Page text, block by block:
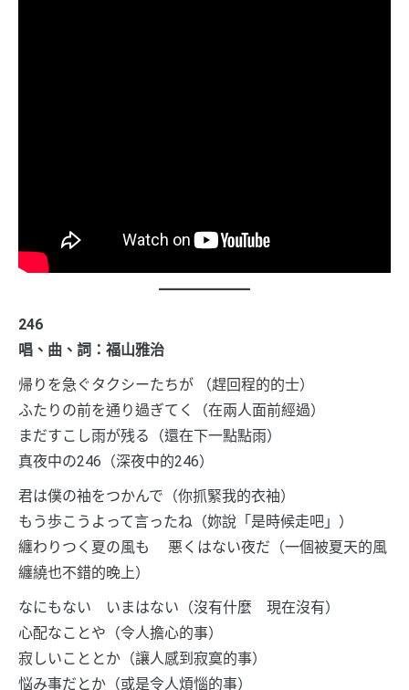
246
唱、曲、詞：福山雅治
帰りを急ぐタクシーたちが （趕回程的的士）
ふたりの前を通り過ぎてく（在兩人面前經過）
まだすこし雨が残る（還在下一點點雨）
真夜中の246（深夜中的246）
君は僕の袖をつかんで（你抓緊我的衣袖）
もう歩こうよって言ったね（妳說「是時候走吧」）
纏わりつく夏の風も 悪くはない夜だ（一個被夏天的風
纏繞也不錯的晚上）
なにもない いまはない（沒有什麼 現在沒有）
心配なことや（令人擔心的事）
寂しいこととか（讓人感到寂寞的事）
悩み事だとか（或是令人煩惱的事）